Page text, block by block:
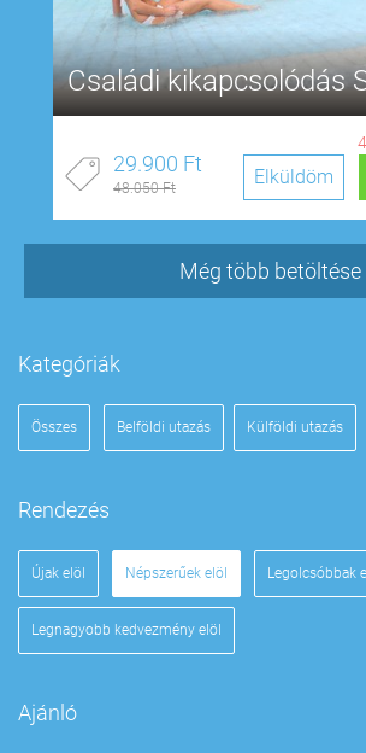
Családi kikapcsolódás
4
29.900 Ft
48.050 Ft Elküldöm
Még több betöltése
Kategóriák
Összes Belföldi utazás Külföldi utazás
Rendezés
Újak elöl Népszerűek elöl Legolcsóbbak
Legnagyobb kedvezmény elöl
Ajánló